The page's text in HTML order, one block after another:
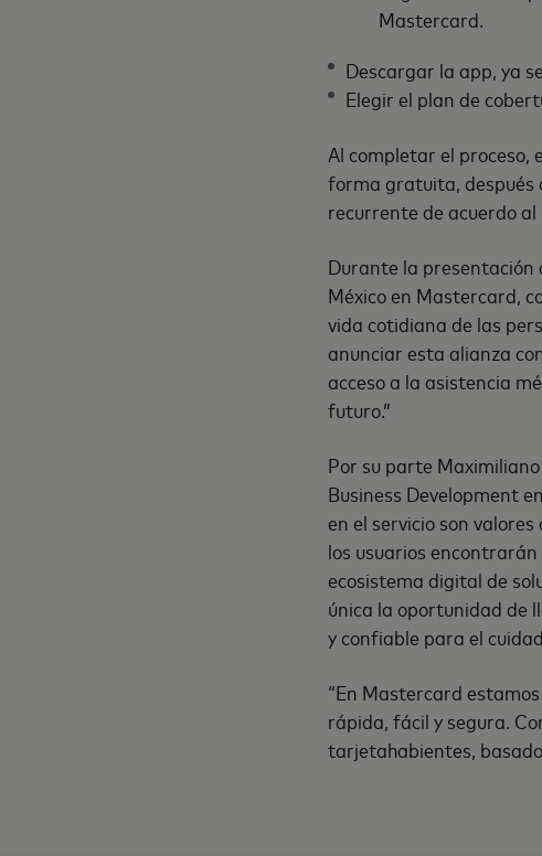
Mastercard.
Descargar la app, ya
Elegir el plan de
Al completar el proceso,
forma gratuita, después
recurrente de acuerdo al
Durante la
México en Mastercard,
vida cotidiana de las
anunciar esta alianza
acceso a la asistencia
futuro.”
Por su parte
Business Development
en el servicio son
los usuarios
ecosistema digital de
única la oportunidad de
y confiable para el
“En Mastercard
rápida, fácil y segura.
tarjetahabientes,